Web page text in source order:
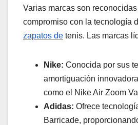
Varias marcas son
compromiso con la tecnología
zapatos de tenis. Las marcas
Nike: Conocida por sus
amortiguación
como el Nike Air Zoom
Adidas: Ofrece
Barricade,